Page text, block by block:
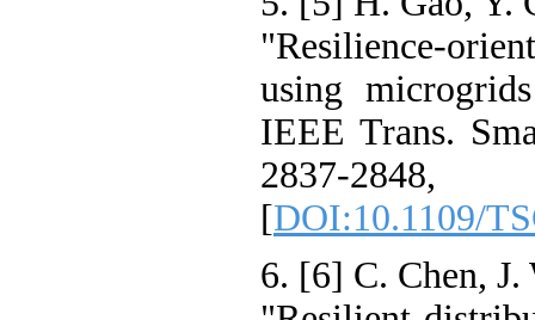
"Resilience-
using
IEEE Trans.
2837-
[DOI:10.1109/
6. [6] C. Chen,